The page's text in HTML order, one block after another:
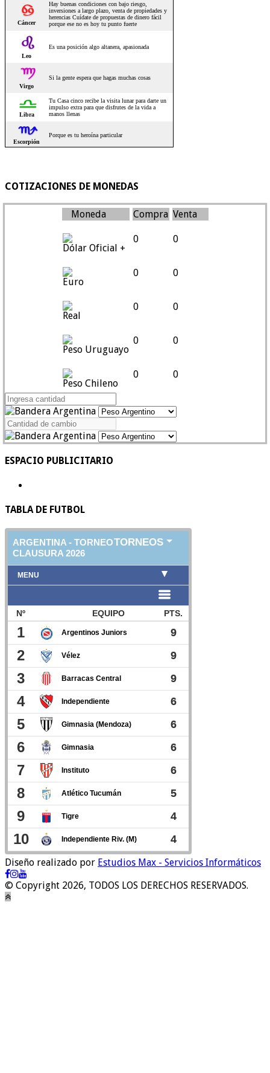
COTIZACIONES DE MONEDAS
Moneda Compra Venta
Dólar Oficial +
0 0
Euro
0 0
Real
0 0
Peso Uruguayo
0 0
Peso Chileno
0 0
ESPACIO PUBLICITARIO
TABLA DE FUTBOL
Diseño realizado por Estudios Max - Servicios Informáticos
© Copyright 2026, TODOS LOS DERECHOS RESERVADOS.